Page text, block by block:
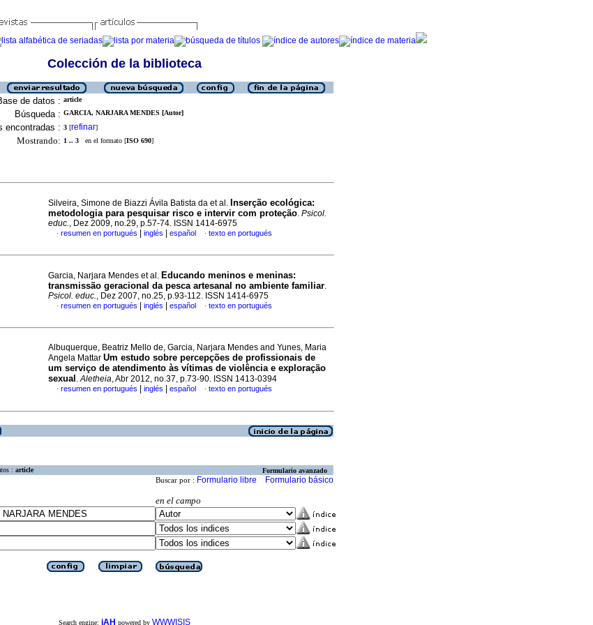
Colección de la biblioteca
de datos : article
Búsqueda : GARCIA, NARJARA MENDES [Autor]
encontradas : 3 [refinar]
Mostrando: 1 .. 3 en el formato [ISO 690]
Silveira, Simone de Biazzi Ávila Batista da et al. Inserção ecológica:
metodologia para pesquisar risco e intervir com proteção. Psicol.
educ., Dez 2009, no.29, p.57-74. ISSN 1414-6975
· resumen en portugués inglés español · texto en portugués
Garcia, Narjara Mendes et al. Educando meninos e meninas:
transmissão geracional da pesca artesanal no ambiente familiar.
Psicol. educ., Dez 2007, no.25, p.93-112. ISSN 1414-6975
· resumen en portugués inglés español · texto en portugués
Albuquerque, Beatriz Mello de, Garcia, Narjara Mendes and Yunes, Maria
Angela Mattar Um estudo sobre percepções de profissionais de
um serviço de atendimento às vítimas de violência e exploração
sexual .Aletheia, Abr 2012, no.37, p.73-90. ISSN 1413-0394
· resumen en portugués inglés español · texto en portugués
: article Formulario avanzado
Buscar por : Formulario libre Formulario básico
en el campo
Search engine: iAH powered by WWWISIS